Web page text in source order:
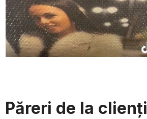
Păreri de la clienți